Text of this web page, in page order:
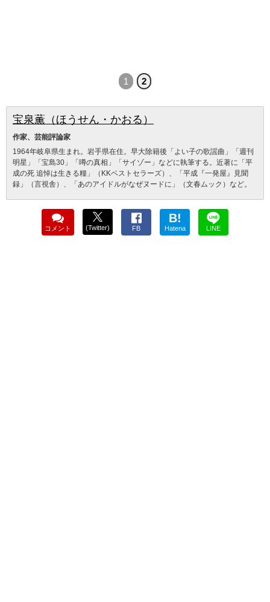
1 2
宝泉薫（ほうせん・かおる）
作家、芸能評論家
1964年岐阜県生まれ。岩手県在住。早大除籍後「よい子の歌謡曲」「週刊
明星」「宝島30」「噂の真相」「サイゾー」などに執筆する。近著に「平
成の死 追悼は生きる糧」（KKベストセラーズ）、「平成『一発屋』見聞
録」（言視舎）、「あのアイドルがなぜヌードに」（文春ムック）など。
コメント (Twitter) FB
B!
Hatena LINE